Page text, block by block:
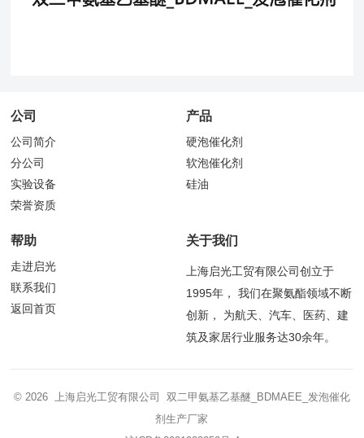
公司
公司简介
分公司
实验设备
荣誉资质
产品
硬泡催化剂
软泡催化剂
硅油
帮助
走进启光
联系我们
返回首页
关于我们
上海启光工贸有限公司创立于
1995年， 我们在聚氨酯领域不断
创新， 为航天、汽车、医药、建
筑及家居行业服务达30余年。
© 2026 上海启光工贸有限公司 双二甲氨基乙基醚_BDMAEE_发泡催化
剂生产厂家